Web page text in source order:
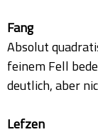
Fang
Absolut
feinem Fell
deutlich, aber
Lefzen